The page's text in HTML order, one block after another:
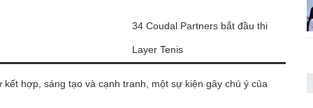
34 Coudal Partners bắt đầu thi
Layer Tenis
hợp, sáng tạo và cạnh tranh, một sự kiện gây chú ý của